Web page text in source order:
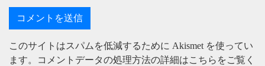
このサイトはスパムを低減するために Akismet を使ってい
ます。
コメントデータの処理方法の詳細はこちらをご覧く